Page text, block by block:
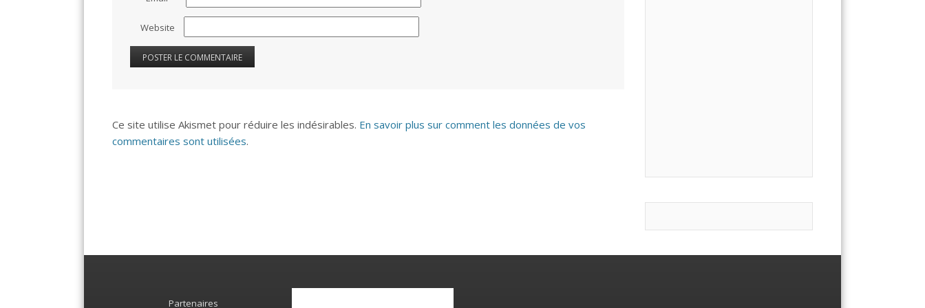
Website
Ce site utilise Akismet pour réduire les indésirables. En savoir plus sur comment les données de vos
commentaires sont utilisées.
Partenaires